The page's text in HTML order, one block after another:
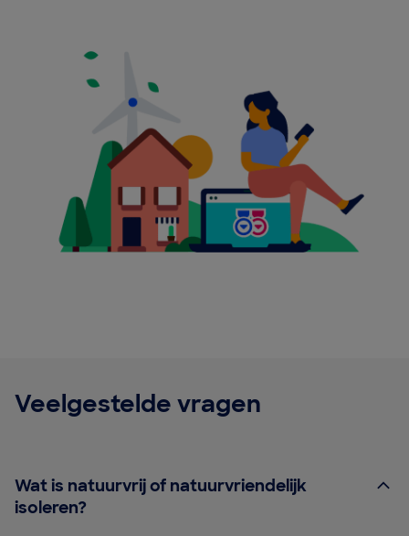
Veelgestelde vragen
Wat is natuurvrij of natuurvriendelijk
isoleren?